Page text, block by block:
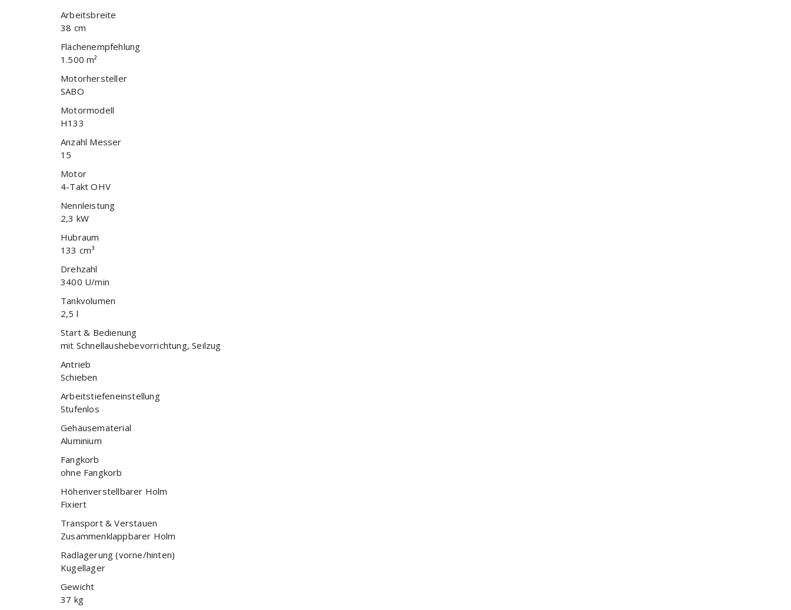
Arbeitsbreite
38 cm
Flächenempfehlung
1.500 m²
Motorhersteller
SABO
Motormodell
H133
Anzahl Messer
15
Motor
4-Takt OHV
Nennleistung
2,3 kW
Hubraum
133 cm³
Drehzahl
3400 U/min
Tankvolumen
2,5 l
Start & Bedienung
mit Schnellaushebevorrichtung, Seilzug
Antrieb
Schieben
Arbeitstiefeneinstellung
Stufenlos
Gehäusematerial
Aluminium
Fangkorb
ohne Fangkorb
Höhenverstellbarer Holm
Fixiert
Transport & Verstauen
Zusammenklappbarer Holm
Radlagerung (vorne/hinten)
Kugellager
Gewicht
37 kg